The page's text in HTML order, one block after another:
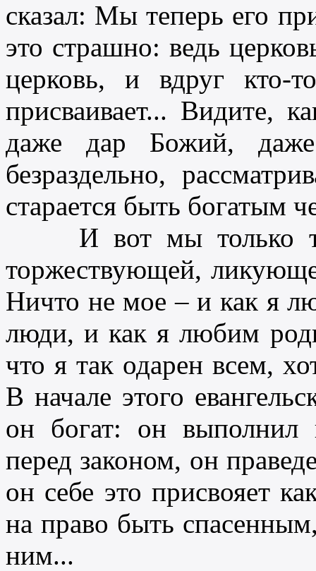
сказал: Мы теперь его
это страшно: ведь
церковь, и вдруг кто-
присваивает... Видите,
даже дар Божий,
безраздельно,
старается быть богатым
И вот мы только
торжествующей,
Ничто не мое – и как я
люди, и как я любим
что я так одарен всем,
В начале этого
он богат: он выполнил
перед законом, он
он себе это присвояет
на право быть
ним...